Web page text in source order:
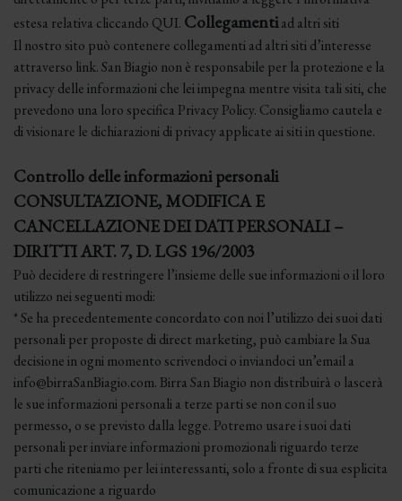
estesa relativa cliccando QUI. Collegamentiad altri siti
Il nostro sito può contenere collegamenti ad altri siti d’interesse
attraverso link. San Biagio non è responsabile per la protezione e la
privacy delle informazioni che lei impegna mentre visita tali siti, che
prevedono una loro specifica Privacy Policy. Consigliamo cautela e
di visionare le dichiarazioni di privacy applicate ai siti in questione.
Controllo delle informazioni personali
CONSULTAZIONE, MODIFICA E
CANCELLAZIONE DEI DATI PERSONALI –
DIRITTI ART. 7, D. LGS 196/2003
Può decidere di restringere l’insieme delle sue informazioni o il loro
utilizzo nei seguenti modi:
* Se ha precedentemente concordato con noi l’utilizzo dei suoi dati
personali per proposte di direct marketing, può cambiare la Sua
decisione in ogni momento scrivendoci o inviandoci un’email a
info@birraSanBiagio.com. Birra San Biagio non distribuirà o lascerà
le sue informazioni personali a terze parti se non con il suo
permesso, o se previsto dalla legge. Potremo usare i suoi dati
personali per inviare informazioni promozionali riguardo terze
parti che riteniamo per lei interessanti, solo a fronte di sua esplicita
comunicazione a riguardo